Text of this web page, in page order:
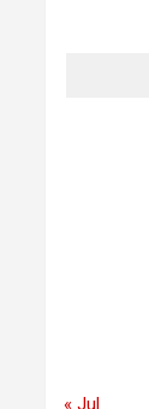
« Jul